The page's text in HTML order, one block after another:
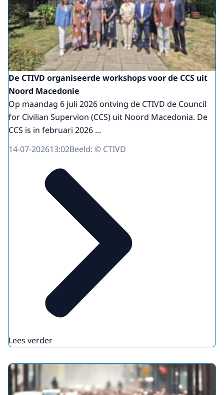
De CTIVD organiseerde workshops voor de CCS uit
Noord Macedonie
Op maandag 6 juli 2026 ontving de CTIVD de Council
for Civilian Supervion (CCS) uit Noord Macedonia. De
CCS is in februari 2026 ...
14-07-202613:02Beeld: © CTIVD
Lees verder